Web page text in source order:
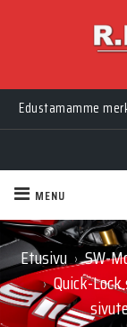
Edustamamme
MENU
Etusivu › SW-
› Quick-